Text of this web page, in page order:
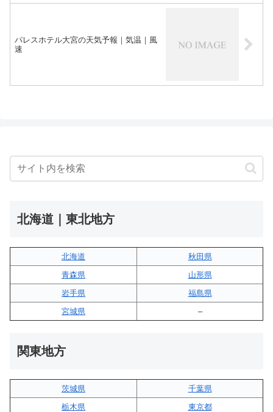
パレスホテル大宮の天気予報｜気温｜風
速
北海道｜東北地方
北海道
秋田県
青森県
山形県
岩手県
福島県
宮城県
–
関東地方
茨城県
千葉県
栃木県
東京都